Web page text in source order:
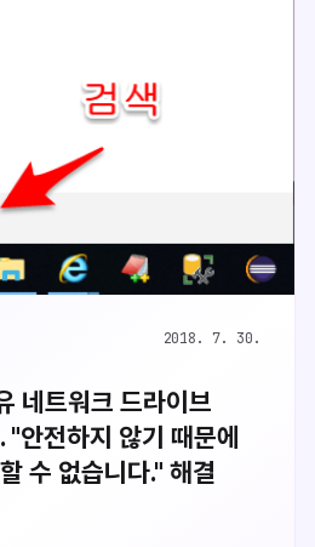
2018. 7. 30.
트워크 드라이브
안전하지 않기 때문에
수 없습니다." 해결